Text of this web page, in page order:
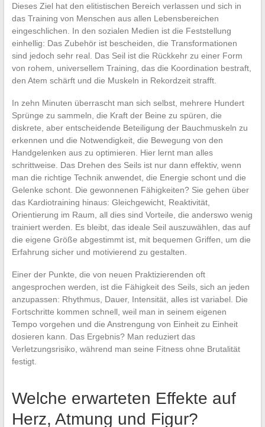
Dieses Ziel hat den elitistischen Bereich verlassen und sich in
das Training von Menschen aus allen Lebensbereichen
eingeschlichen. In den sozialen Medien ist die Feststellung
einhellig: Das Zubehör ist bescheiden, die Transformationen
sind jedoch sehr real. Das Seil ist die Rückkehr zu einer Form
von rohem, universellem Training, das die Koordination bestraft,
den Atem schärft und die Muskeln in Rekordzeit strafft.
In zehn Minuten überrascht man sich selbst, mehrere Hundert
Sprünge zu sammeln, die Kraft der Beine zu spüren, die
diskrete, aber entscheidende Beteiligung der Bauchmuskeln zu
erkennen und die Notwendigkeit, die Bewegung von den
Handgelenken aus zu optimieren. Hier lernt man alles
schrittweise. Das Drehen des Seils ist nur dann effektiv, wenn
man die richtige Technik anwendet, die Energie schont und die
Gelenke schont. Die gewonnenen Fähigkeiten? Sie gehen über
das Kardiotraining hinaus: Gleichgewicht, Reaktivität,
Orientierung im Raum, all dies sind Vorteile, die anderswo wenig
trainiert werden. Es bleibt, das ideale Seil auszuwählen, das auf
die eigene Größe abgestimmt ist, mit bequemen Griffen, um die
Erfahrung sicher und motivierend zu gestalten.
Einer der Punkte, die von neuen Praktizierenden oft
angesprochen werden, ist die Fähigkeit des Seils, sich an jeden
anzupassen: Rhythmus, Dauer, Intensität, alles ist variabel. Die
Fortschritte kommen schnell, weil man in seinem eigenen
Tempo vorgehen und die Anstrengung von Einheit zu Einheit
dosieren kann. Das Ergebnis? Man reduziert das
Verletzungsrisiko, während man seine Fitness ohne Brutalität
festigt.
Welche erwarteten Effekte auf
Herz, Atmung und Figur?